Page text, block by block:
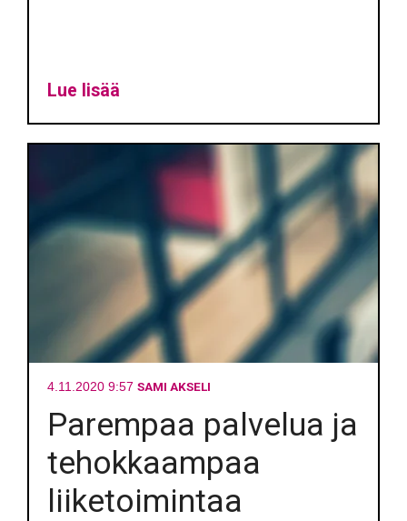
Lue lisää
4.11.2020 9:57 SAMI AKSELI
Parempaa palvelua ja
tehokkaampaa
liiketoimintaa